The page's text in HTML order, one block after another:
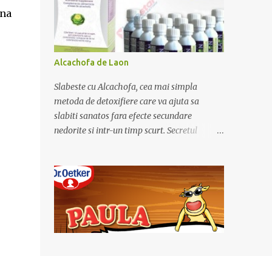
Alcachofa de Laon
Slabeste cu Alcachofa, cea mai simpla
metoda de detoxifiere care va ajuta sa
slabiti sanatos fara efecte secundare
nedorite si intr-un timp scurt. Secretul
trebuie sa folositi o dieta anume iar
Alcachofa se administreaza usor, cate o
sticluta pe zi. Cutia de Alcachofa contine 14
sticlute. Pret 189 lei.